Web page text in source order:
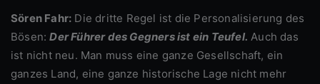
Sören Fahr: Die dritte Regel ist die Personalisierung des
Bösen:Der Führer des Gegners ist ein Teufel. Auch das
ist nicht neu. Man muss eine ganze Gesellschaft, ein
ganzes Land, eine ganze historische Lage nicht mehr